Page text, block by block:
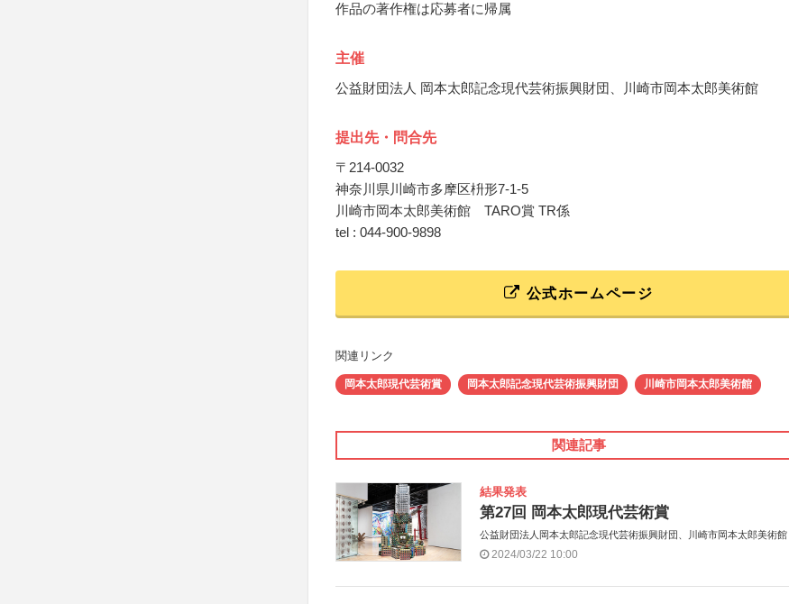
作品の著作権は応募者に帰属
主催
公益財団法人 岡本太郎記念現代芸術振興財団、川崎市岡本太郎美術館
提出先・問合先
〒214-0032
神奈川県川崎市多摩区枡形7-1-5
川崎市岡本太郎美術館 TARO賞 TR係
tel : 044-900-9898
公式ホームページ
関連リンク
岡本太郎現代芸術賞 岡本太郎記念現代芸術振興財団 川崎市岡本太郎美術館
関連記事
結果発表
第27回 岡本太郎現代芸術賞
公益財団法人岡本太郎記念現代芸術振興財団、川崎市岡本太郎美術館
2024/03/22 10:00